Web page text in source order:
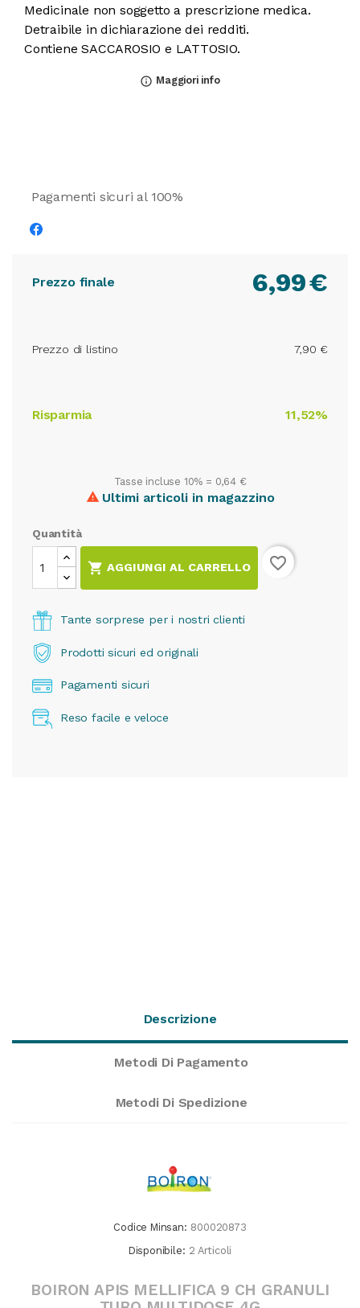
Medicinale non soggetto a prescrizione medica.
Detraibile in dichiarazione dei redditi.
Contiene SACCAROSIO e LATTOSIO.
info_outline Maggiori info
Pagamenti sicuri al 100%
Prezzo finale €
6,99
Prezzo di listino 7,90 €
Risparmia 11,52%
Tasse incluse 10% = 0,64 €
 Ultimi articoli in magazzino
Quantità
 AGGIUNGI AL CARRELLO favorite_border
Tante sorprese per i nostri clienti
Prodotti sicuri ed originali
Pagamenti sicuri
Reso facile e veloce
Descrizione
Metodi Di Pagamento
Metodi Di Spedizione
Codice Minsan: 800020873
Disponibile: 2 Articoli
BOIRON APIS MELLIFICA 9 CH GRANULI